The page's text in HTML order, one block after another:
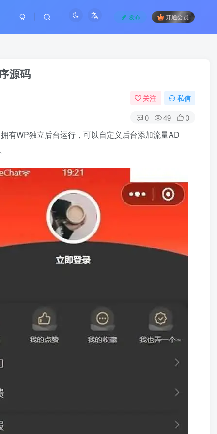
发布 开通会员
源码
关注 私信
0 49 0
有WP独立后台运行，可以自定义后台添加流量AD